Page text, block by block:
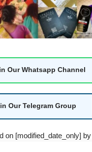
Our Whatsapp Channel
Our Telegram Group
on [modified_date_only] by